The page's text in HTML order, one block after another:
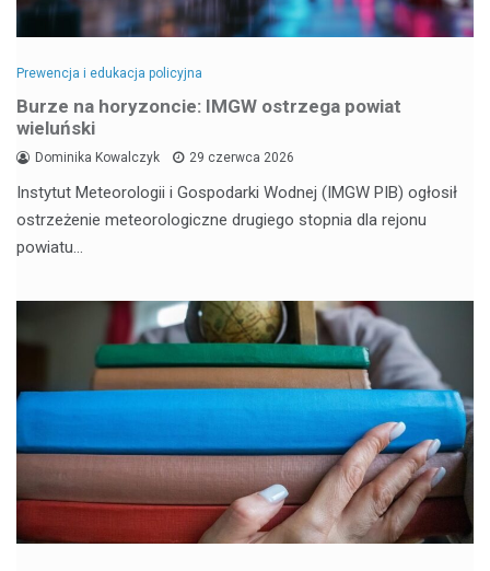
Prewencja i edukacja policyjna
Burze na horyzoncie: IMGW ostrzega powiat
wieluński
Dominika Kowalczyk 29 czerwca 2026
Instytut Meteorologii i Gospodarki Wodnej (IMGW PIB) ogłosił
ostrzeżenie meteorologiczne drugiego stopnia dla rejonu
powiatu…